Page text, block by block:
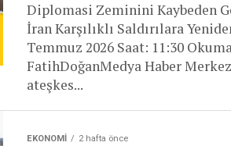
Diplomasi Zeminini Kaybeden
İran Karşılıklı Saldırılara
Temmuz 2026 Saat: 11:30
FatihDoğanMedya Haber
ateşkes...
EKONOMI 2 hafta önce